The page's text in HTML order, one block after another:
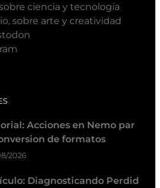
ciencia y tecnología
sobre arte y creatividad
Acciones en Nemo par
de formatos
2026
Diagnosticando Perdid